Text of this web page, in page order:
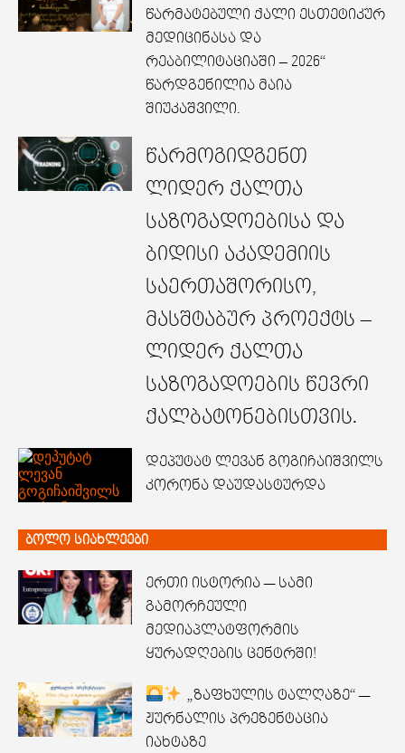
წარმატებული ქალი ესთეტიკურ
მედიცინასა და
რეაბილიტაციაში – 2026“
წარდგენილია მაია
შიუკაშვილი.
წარმოგიდგენთ
ლიდერ ქალთა
საზოგადოებისა და
ბიდისი აკადემიის
საერთაშორისო,
მასშტაბურ პროექტს –
ლიდერ ქალთა
საზოგადოების წევრი
ქალბატონებისთვის.
დეპუტატ ლევან გოგიჩაიშვილს
კორონა დაუდასტურდა
ბოლო სიახლეები
ერთი ისტორია — სამი
გამორჩეული
მედიაპლატფორმის
ყურადღების ცენტრში!
„ზაფხულის ტალღაზე“ —
ჟურნალის პრეზენტაცია
იახტაზე